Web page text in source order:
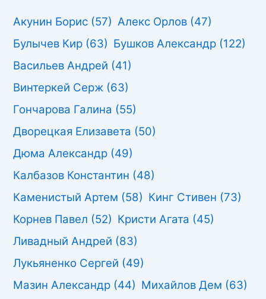
Акунин Борис (57) Алекс Орлов (47)
Булычев Кир (63) Бушков Александр (122)
Васильев Андрей (41)
Винтеркей Серж (63)
Гончарова Галина (55)
Дворецкая Елизавета (50)
Дюма Александр (49)
Калбазов Константин (48)
Каменистый Артем (58) Кинг Стивен (73)
Корнев Павел (52) Кристи Агата (45)
Ливадный Андрей (83)
Лукьяненко Сергей (49)
Мазин Александр (44) Михайлов Дем (63)